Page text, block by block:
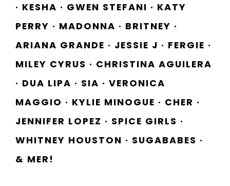
· KESHA · GWEN STEFANI · KATY
PERRY · MADONNA · BRITNEY ·
ARIANA GRANDE · JESSIE J · FERGIE ·
MILEY CYRUS · CHRISTINA AGUILERA
· DUA LIPA · SIA · VERONICA
MAGGIO · KYLIE MINOGUE · CHER ·
JENNIFER LOPEZ · SPICE GIRLS ·
WHITNEY HOUSTON · SUGABABES ·
& MER!